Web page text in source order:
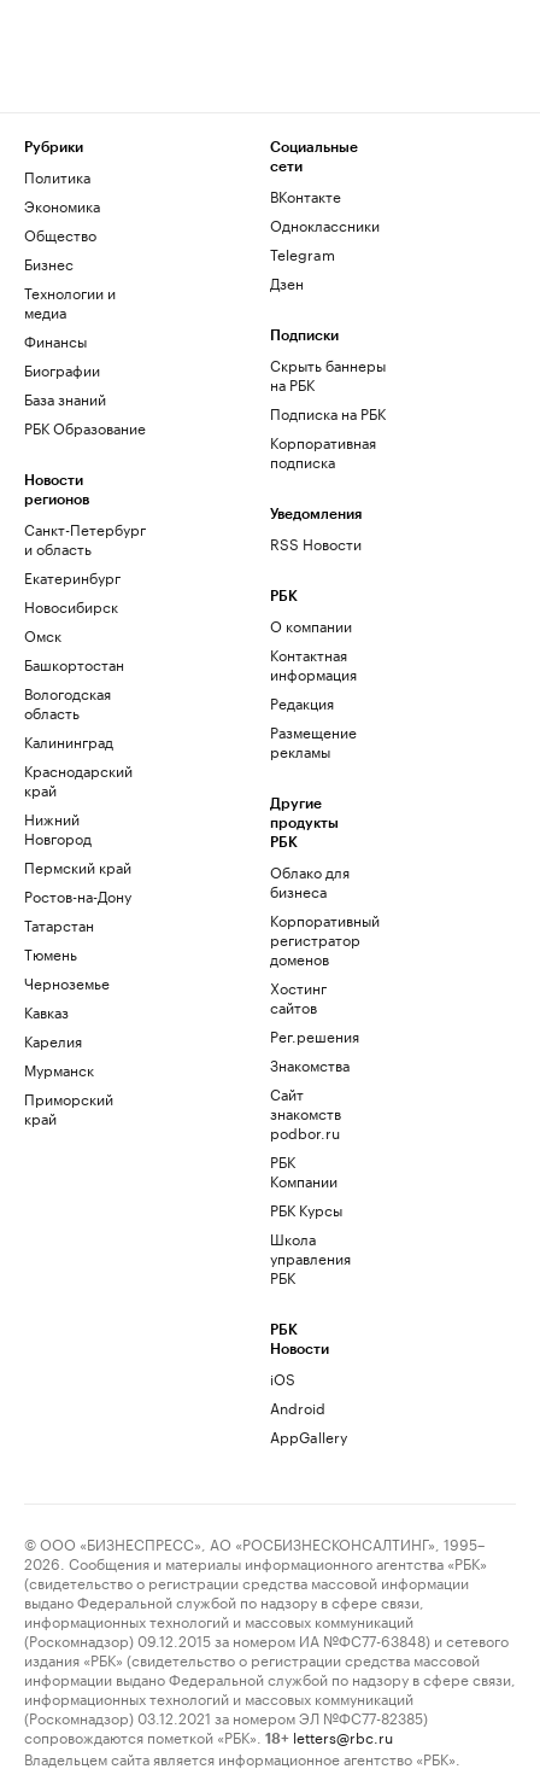
Рубрики
Политика
Экономика
Общество
Бизнес
Технологии и
медиа
Финансы
Биографии
База знаний
РБК Образование
Новости
регионов
Санкт-Петербург
и область
Екатеринбург
Новосибирск
Омск
Башкортостан
Вологодская
область
Калининград
Краснодарский
край
Нижний
Новгород
Пермский край
Ростов-на-Дону
Татарстан
Тюмень
Черноземье
Кавказ
Карелия
Мурманск
Приморский
край
Социальные
сети
ВКонтакте
Одноклассники
Telegram
Дзен
Подписки
Скрыть баннеры
на РБК
Подписка на РБК
Корпоративная
подписка
Уведомления
RSS Новости
РБК
О компании
Контактная
информация
Редакция
Размещение
рекламы
Другие
продукты
РБК
Облако для
бизнеса
Корпоративный
регистратор
доменов
Хостинг
сайтов
Рег.решения
Знакомства
Сайт
знакомств
podbor.ru
РБК
Компании
РБК Курсы
Школа
управления
РБК
РБК
Новости
iOS
Android
AppGallery
© ООО «БИЗНЕСПРЕСС», АО «РОСБИЗНЕСКОНСАЛТИНГ», 1995–
2026. Сообщения и материалы информационного агентства «РБК»
(свидетельство о регистрации средства массовой информации
выдано Федеральной службой по надзору в сфере связи,
информационных технологий и массовых коммуникаций
(Роскомнадзор) 09.12.2015 за номером ИА №ФС77-63848) и сетевого
издания «РБК» (свидетельство о регистрации средства массовой
информации выдано Федеральной службой по надзору в сфере связи,
информационных технологий и массовых коммуникаций
(Роскомнадзор) 03.12.2021 за номером ЭЛ №ФС77-82385)
сопровождаются пометкой «РБК».
18+ letters@rbc.ru
Владельцем сайта является информационное агентство «РБК».